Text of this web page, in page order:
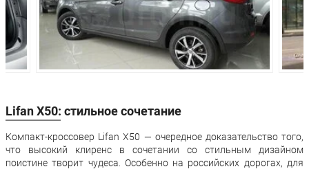
Привод: Передний Передний
Передняя
подвеска:
Независимая
McPherson
Независимая
McPherson
Задняя подвеска: Полузависимая
тормоза:
Гарантия: 5 лет или 150 000 км пробега
Lifan X50: стильное сочетание
Компакт-кроссовер Lifan X50 — очередное доказательство того,
что высокий клиренс в сочетании со стильным дизайном
поистине творит чудеса. Особенно на российских дорогах, для